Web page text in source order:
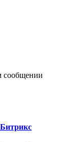
сообщении